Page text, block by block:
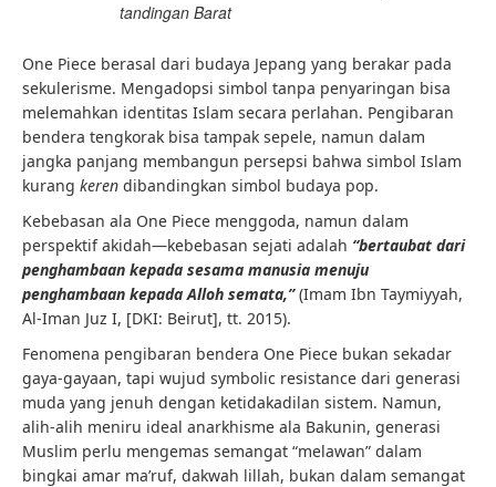
tandingan Barat
One Piece berasal dari budaya Jepang yang berakar pada
sekulerisme. Mengadopsi simbol tanpa penyaringan bisa
melemahkan identitas Islam secara perlahan. Pengibaran
bendera tengkorak bisa tampak sepele, namun dalam
jangka panjang membangun persepsi bahwa simbol Islam
kurang keren dibandingkan simbol budaya pop.
Kebebasan ala One Piece menggoda, namun dalam
perspektif akidah—kebebasan sejati adalah “bertaubat dari
penghambaan kepada sesama manusia menuju
penghambaan kepada Alloh semata,” (Imam Ibn Taymiyyah,
Al-Iman Juz I, [DKI: Beirut], tt. 2015).
Fenomena pengibaran bendera One Piece bukan sekadar
gaya-gayaan, tapi wujud symbolic resistance dari generasi
muda yang jenuh dengan ketidakadilan sistem. Namun,
alih-alih meniru ideal anarkhisme ala Bakunin, generasi
Muslim perlu mengemas semangat “melawan” dalam
bingkai amar ma’ruf, dakwah lillah, bukan dalam semangat